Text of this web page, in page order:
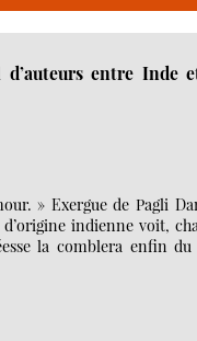
d’auteurs entre
» Exergue de Pagli
indienne voit,
la comblera enfin